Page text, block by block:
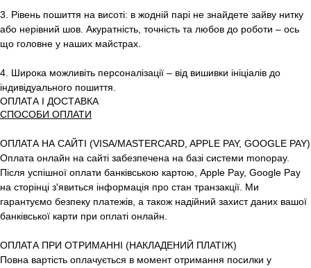
3. Рівень пошиття на висоті: в жодній парі не знайдете зайву нитку
або нерівний шов. Акуратність, точність та любов до роботи – ось
що головне у наших майстрах.
4. Широка можливіть персоналізації – від вишивки ініціалів до
індивідуального пошиття.
ОПЛАТА І ДОСТАВКА
СПОСОБИ ОПЛАТИ
ОПЛАТА НА САЙТІ (VISA/MASTERCARD, APPLE PAY, GOOGLE PAY)
Оплата онлайн на сайті забезпечена на базі системи monopay.
Після успішної оплати банківською картою, Apple Pay, Google Pay
на сторінці з'явиться інформація про стан транзакції. Ми
гарантуємо безпеку платежів, а також надійний захист даних вашої
банківської карти при оплаті онлайн.
ОПЛАТА ПРИ ОТРИМАННІ (НАКЛАДЕНИЙ ПЛАТІЖ)
Повна вартість оплачується в момент отримання посилки у